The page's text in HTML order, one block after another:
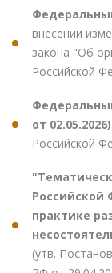
внесении
закона "Об
Российской
от 02.05.2026)
Российской
Российской
практике
(утв.